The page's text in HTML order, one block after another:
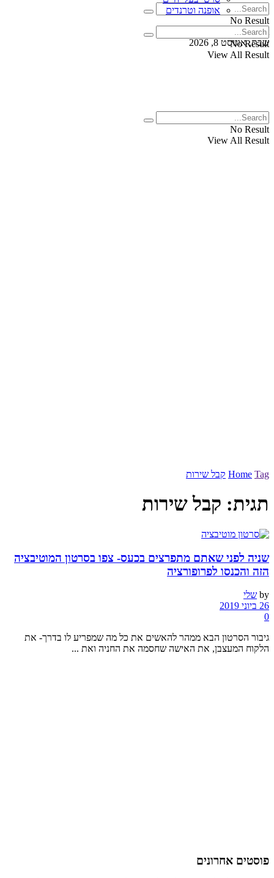
No Result
View All Result
שבת, אוגוסט 8, 2026
אופנה וטרנדים
No Result
View All Result
No Result
View All Result
Home Tag קבל שירות
תגית: קבל שירות
שניה לפני שאתם מתפרצים בכעס- צפו בסרטון המוטיבציה
הזה והכנסו לפרופורציה
by שלי
26 ביוני 2019
0
גיבור הסרטון הבא ממהר להאשים את כל מה שמפריע לו בדרך- את
הלקוח המעצבן, את האישה שחסמה את החניה ואת ...
פוסטים אחרונים